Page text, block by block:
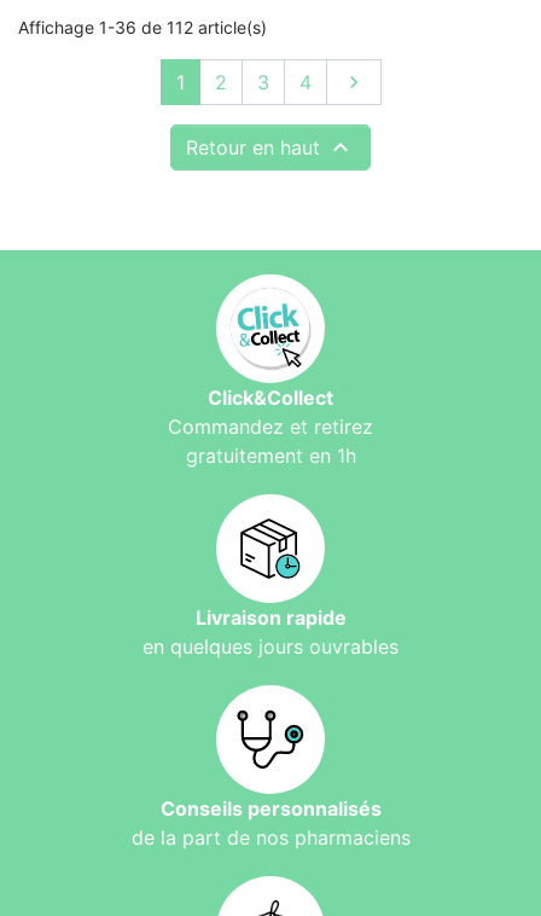
Affichage 1-36 de 112 article(s)
1 2 3 4 Suivant

Retour en haut 
Click&Collect
Commandez et retirez
gratuitement en 1h
Livraison rapide
en quelques jours ouvrables
Conseils personnalisés
de la part de nos pharmaciens